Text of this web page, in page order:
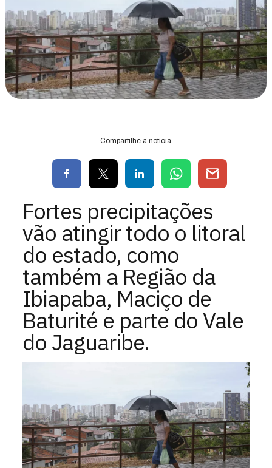
Compartilhe a notícia
Fortes precipitações
vão atingir todo o litoral
do estado, como
também a Região da
Ibiapaba, Maciço de
Baturité e parte do Vale
do Jaguaribe.